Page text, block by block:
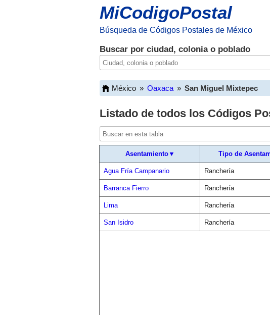
MiCodigoPostal
Búsqueda de Códigos Postales de México
Buscar por ciudad, colonia o poblado
México » Oaxaca » San Miguel Mixtepec
Listado de todos los Códigos
Asentamiento▼ Tipo de
Agua Fría Campanario Ranchería
Barranca Fierro Ranchería
Lima Ranchería
San Isidro Ranchería